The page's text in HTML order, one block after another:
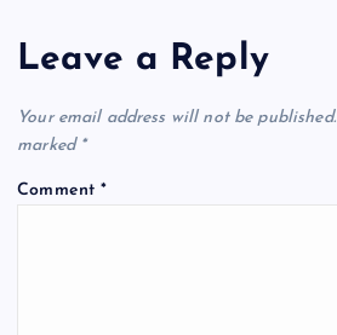
a
v
i
Leave a Reply
Your email address will not be published.
marked *
Comment*